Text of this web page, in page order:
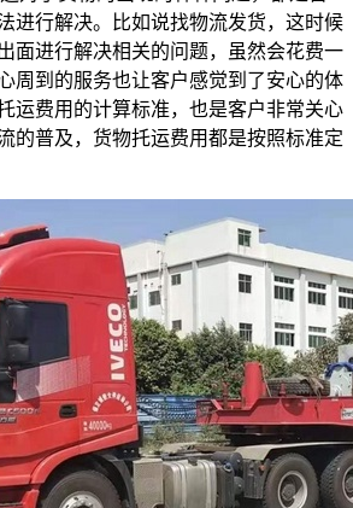
进行解决。比如说找物流发货，这时候
面进行解决相关的问题，虽然会花费一
周到的服务也让客户感觉到了安心的体
运费用的计算标准，也是客户非常关心
的普及，货物托运费用都是按照标准定